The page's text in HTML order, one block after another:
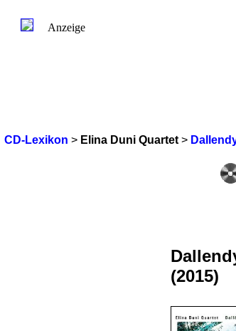
CD-Lexikon > Elina Duni Quartet>
(2015)
Anzeige